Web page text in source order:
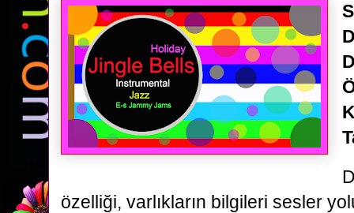
özelliği, varlıkların bilgileri sesler